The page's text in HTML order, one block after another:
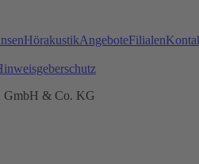
HörakustikAngeboteFilialen
GmbH & Co. KG